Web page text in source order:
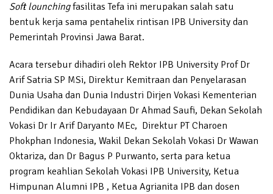
Soft lounchingfasilitas Tefa ini merupakan salah satu
bentuk kerja sama pentahelix rintisan IPB University dan
Pemerintah Provinsi Jawa Barat.
Acara tersebur dihadiri oleh Rektor IPB University Prof Dr
Arif Satria SP MSi, Direktur Kemitraan dan Penyelarasan
Dunia Usaha dan Dunia Industri Dirjen Vokasi Kementerian
Pendidikan dan Kebudayaan Dr Ahmad Saufi, Dekan Sekolah
Vokasi Dr Ir Arif Daryanto MEc, Direktur PT Charoen
Phokphan Indonesia, Wakil Dekan Sekolah Vokasi Dr Wawan
Oktariza, dan Dr Bagus P Purwanto, serta para ketua
program keahlian Sekolah Vokasi IPB University, Ketua
Himpunan Alumni IPB , Ketua Agrianita IPB dan dosen